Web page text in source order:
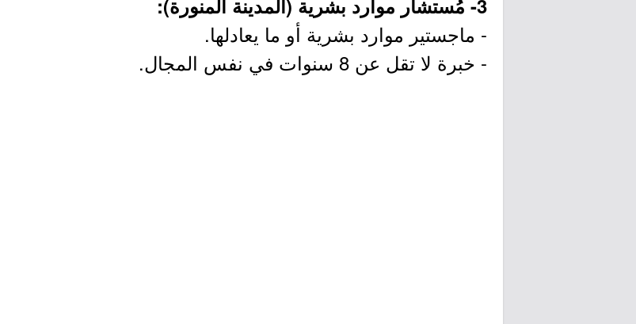
3- مُستشار موارد بشرية (المدينة المنورة):
- ماجستير موارد بشرية أو ما يعادلها.
- خبرة لا تقل عن 8 سنوات في نفس المجال.